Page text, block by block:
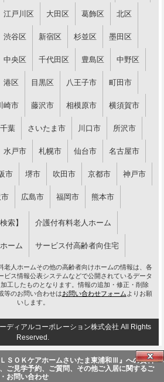
江戸川区 大田区 葛飾区 北区
渋谷区 新宿区 杉並区 墨田区
中央区 千代田区 豊島区 中野区
港区 目黒区 八王子市 町田市
崎市 藤沢市 相模原市 横須賀市
千葉 さいたま市 川口市 所沢市
水戸市 札幌市 仙台市 名古屋市
市 堺市 吹田市 京都市 神戸市
広島市 福岡市 熊本市
索】 介護付有料老人ホーム
ーム サービス付高齢者向住宅
人ホームその他の高齢者向けホームの情報は、各
ビス情報公表システムなどで公開されているデータ
工したものとなります。情報の追加・修正・削除
等のお問い合わせはお問い合わせフォーム よりお願
いします。
ディアルコーポレーション株式会社 All Rights
Reserved.
ＬＳＯＫケアホームさいたま東浦和Ⅲ』への資料
ご見学予約、ご質問、その他ご入居に関するご
お問い合わせ